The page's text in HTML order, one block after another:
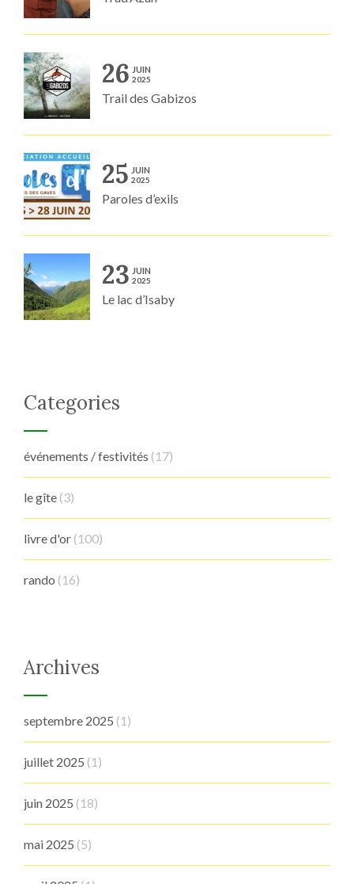
26 JUIN
2025
Trail des Gabizos
25 JUIN
2025
Paroles d’exils
23 JUIN
2025
Le lac d’Isaby
Categories
événements / festivités (17)
le gîte (3)
livre d'or (100)
rando (16)
Archives
septembre 2025 (1)
juillet 2025 (1)
juin 2025 (18)
mai 2025 (5)